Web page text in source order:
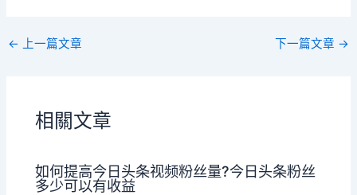
← 上一篇文章 下一篇文章 →
相關文章
如何提高今日头条视频粉丝量?今日头条粉丝
多少可以有收益